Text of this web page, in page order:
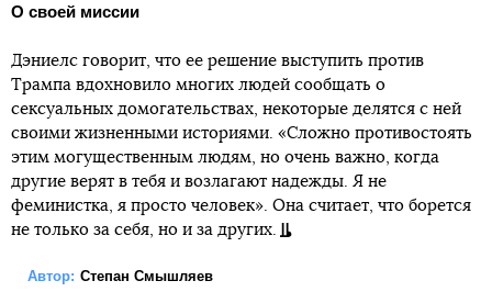
О своей миссии
Дэниелс говорит, что ее решение выступить против
Трампа вдохновило многих людей сообщать о
сексуальных домогательствах, некоторые делятся с ней
своими жизненными историями. «Сложно противостоять
этим могущественным людям, но очень важно, когда
другие верят в тебя и возлагают надежды. Я не
феминистка, я просто человек». Она считает, что борется
не только за себя, но и за других.
Автор: Степан Смышляев